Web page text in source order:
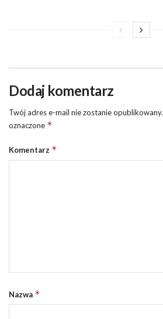
Dodaj komentarz
Twój adres e-mail nie zostanie opublikowany.
oznaczone *
Komentarz *
Nazwa *